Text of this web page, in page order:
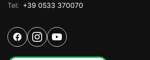
Tel: +39 0533 370070